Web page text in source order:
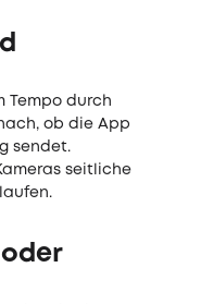
Tempo durch
ob die App
sendet.
seitliche
oder